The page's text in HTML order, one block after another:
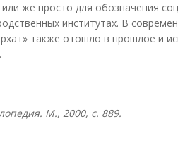
же просто для обозначения
институтах. В
также отошло в прошлое и
М., 2000, с. 889.